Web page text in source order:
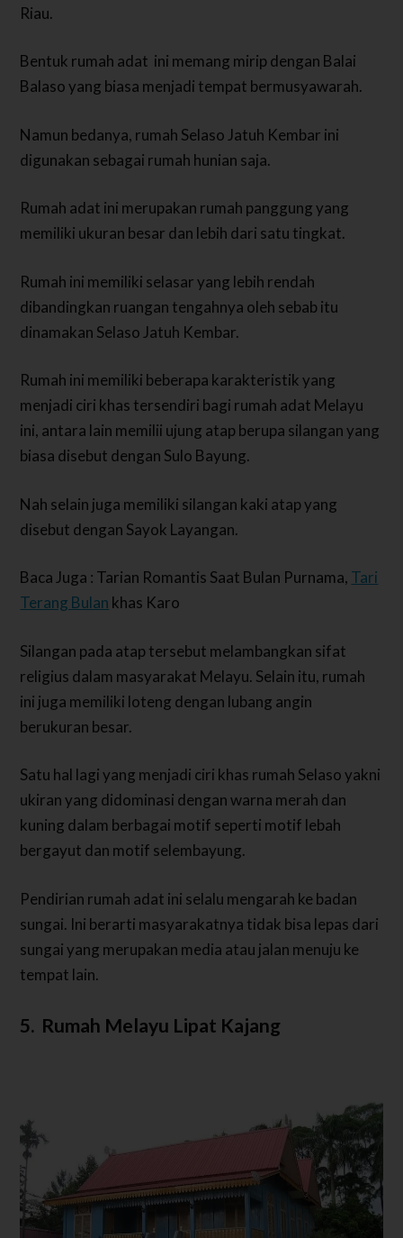
Riau.
Bentuk rumah adat ini memang mirip dengan Balai
Balaso yang biasa menjadi tempat bermusyawarah.
Namun bedanya, rumah Selaso Jatuh Kembar ini
digunakan sebagai rumah hunian saja.
Rumah adat ini merupakan rumah panggung yang
memiliki ukuran besar dan lebih dari satu tingkat.
Rumah ini memiliki selasar yang lebih rendah
dibandingkan ruangan tengahnya oleh sebab itu
dinamakan Selaso Jatuh Kembar.
Rumah ini memiliki beberapa karakteristik yang
menjadi ciri khas tersendiri bagi rumah adat Melayu
ini, antara lain memilii ujung atap berupa silangan yang
biasa disebut dengan Sulo Bayung.
Nah selain juga memiliki silangan kaki atap yang
disebut dengan Sayok Layangan.
Baca Juga : Tarian Romantis Saat Bulan Purnama, Tari
Terang Bulan khas Karo
Silangan pada atap tersebut melambangkan sifat
religius dalam masyarakat Melayu. Selain itu, rumah
ini juga memiliki loteng dengan lubang angin
berukuran besar.
Satu hal lagi yang menjadi ciri khas rumah Selaso yakni
ukiran yang didominasi dengan warna merah dan
kuning dalam berbagai motif seperti motif lebah
bergayut dan motif selembayung.
Pendirian rumah adat ini selalu mengarah ke badan
sungai. Ini berarti masyarakatnya tidak bisa lepas dari
sungai yang merupakan media atau jalan menuju ke
tempat lain.
5. Rumah Melayu Lipat Kajang